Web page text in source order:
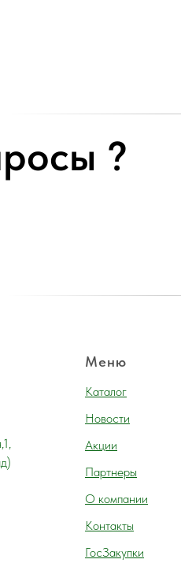
?
Меню
Каталог
Новости
Акции
Партнеры
О компании
Контакты
ГосЗакупки